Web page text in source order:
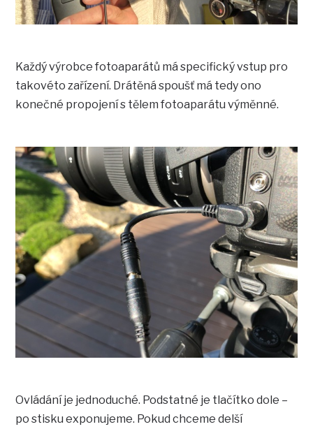
Každý výrobce fotoaparátů má specifický vstup pro
takovéto zařízení. Drátěná spoušť má tedy ono
konečné propojení s tělem fotoaparátu výměnné.
Ovládání je jednoduché. Podstatné je tlačítko dole –
po stisku exponujeme. Pokud chceme delší